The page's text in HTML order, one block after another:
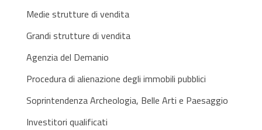
Medie strutture di vendita
Grandi strutture di vendita
Agenzia del Demanio
Procedura di alienazione degli immobili pubblici
Soprintendenza Archeologia, Belle Arti e Paesaggio
Investitori qualificati